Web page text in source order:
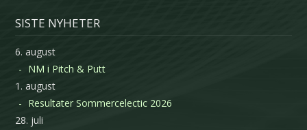
SISTE NYHETER
6. august
NM i Pitch & Putt
1. august
Resultater Sommercelectic 2026
28. juli